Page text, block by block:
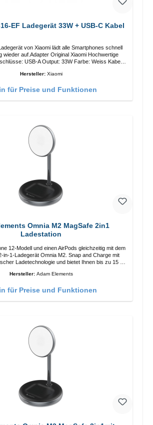
EF Ladegerät 33W + USB-C Kabel
von Xiaomi lädt alle Smartphones schnell
auf.Adapter Original Xiaomi Hochwertige
Hersteller: Xiaomi
für Preise und Funktionen
Omnia M2 MagSafe 2in1
Ladestation
12-Modell und einen AirPods gleichzeitig mit dem
Omnia M2. Snap and Charge mit
Ladetechnologie und bietet Ihnen bis zu 15 W
mit einstellbarem Ladewinkel eine einfache
Ladeleistung von bis zu 15 W für schnelles
Lade-LED-Anzeige
Hersteller: Adam Elements
für Preise und Funktionen